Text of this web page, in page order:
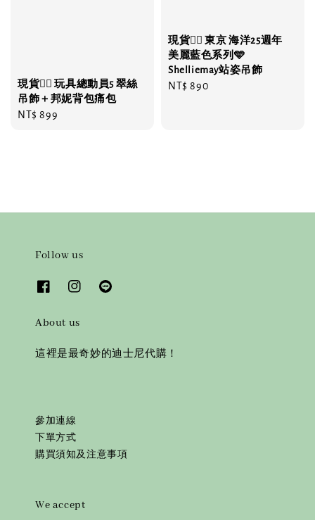
現貨❤️‍🔥 玩具總動員5 翠絲
吊飾＋邦妮背包痛包
Regular
NT$ 899
現貨❤️‍🔥 東京 海洋25週年
美麗藍色系列🩵
Shelliemay站姿吊飾
Regular
NT$ 890
Follow us
About us
這裡是最奇妙的迪士尼代購！
參加連線
下單方式
購買須知及注意事項
We accept